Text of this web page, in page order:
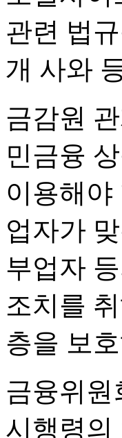
관련 법
개 사와
금감원
민금융
이용해야
업자가
부업자
조치를
층을 보
금융위원
시행령의